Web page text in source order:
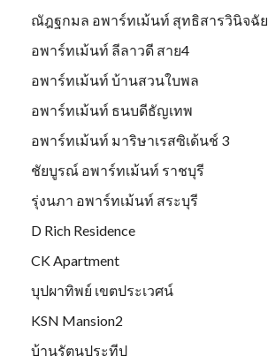
ณัฎฐกมล อพาร์ทเม้นท์ สุทธิสารวินิจฉัย
อพาร์ทเม้นท์ ลีลาวดี สาย4
อพาร์ทเม้นท์ บ้านสวนใบพล
อพาร์ทเม้นท์ ธนบดีธัญเทพ
อพาร์ทเม้นท์ มาริษาเรสซิเด้นช์ 3
ชัยบูรณ์ อพาร์ทเม้นท์ ราชบุรี
รุ่งนภา อพาร์ทเม้นท์ สระบุรี
D Rich Residence
CK Apartment
บุปผาทิพย์ เขตประเวศน์
KSN Mansion2
บ้านรัตนประทีป